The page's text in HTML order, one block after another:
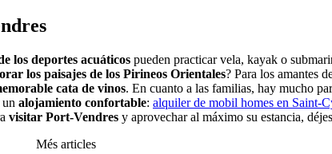
los deportes acuáticos pueden practicar vela, kayak o
los paisajes de los Pirineos Orientales? Para los amantes
cata de vinos. En cuanto a las familias, hay mucho
alojamiento confortable: alquiler de mobil homes en Saint-
visitar Port-Vendres y aprovechar al máximo su estancia,
Més articles